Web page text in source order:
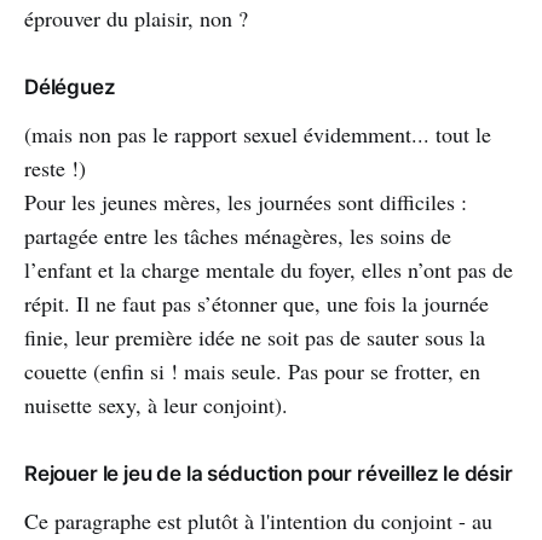
éprouver du plaisir, non ?
Déléguez
(mais non pas le rapport sexuel évidemment... tout le
reste !)
Pour les jeunes mères, les journées sont difficiles :
partagée entre les tâches ménagères, les soins de
l’enfant et la charge mentale du foyer, elles n’ont pas de
répit. Il ne faut pas s’étonner que, une fois la journée
finie, leur première idée ne soit pas de sauter sous la
couette (enfin si ! mais seule. Pas pour se frotter, en
nuisette sexy, à leur conjoint).
Rejouer le jeu de la séduction pour réveillez le désir
Ce paragraphe est plutôt à l'intention du conjoint - au